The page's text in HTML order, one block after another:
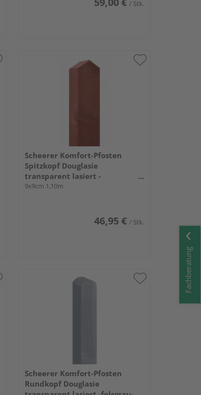
/ Stk.
Scheerer Komfort-Pfosten
Spitzkopf Douglasie
transparent lasiert -
schwedenrot-
9x9cm 1,10m
46,95 € / Stk.
Scheerer Komfort-Pfosten
Rundkopf Douglasie
Fachberatung